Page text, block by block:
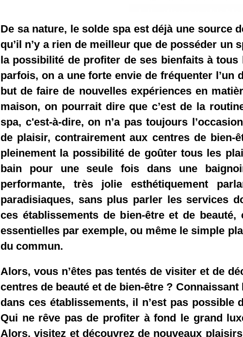
De sa nature, le solde spa est déjà une source
qu’il n’y a rien de meilleur que de posséder un
la possibilité de profiter de ses bienfaits à tous
parfois, on a une forte envie de fréquenter l’un
but de faire de nouvelles expériences en
maison, on pourrait dire que c’est de la
spa, c'est-à-dire, on n’a pas toujours
de plaisir, contrairement aux centres de bien-
pleinement la possibilité de goûter tous les
bain pour une seule fois dans une
performante, très jolie esthétiquement
paradisiaques, sans plus parler les services
ces établissements de bien-être et de
essentielles par exemple, ou même le simple
du commun.
Alors, vous n’êtes pas tentés de visiter et de
centres de beauté et de bien-être ?
dans ces établissements, il n’est pas possible
Qui ne rêve pas de profiter à fond le grand
Alors, visitez et découvrez de nouveaux